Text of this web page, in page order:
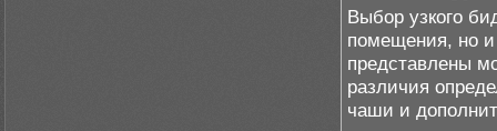
Выбор узкого
помещения, но
представлены
различия
чаши и